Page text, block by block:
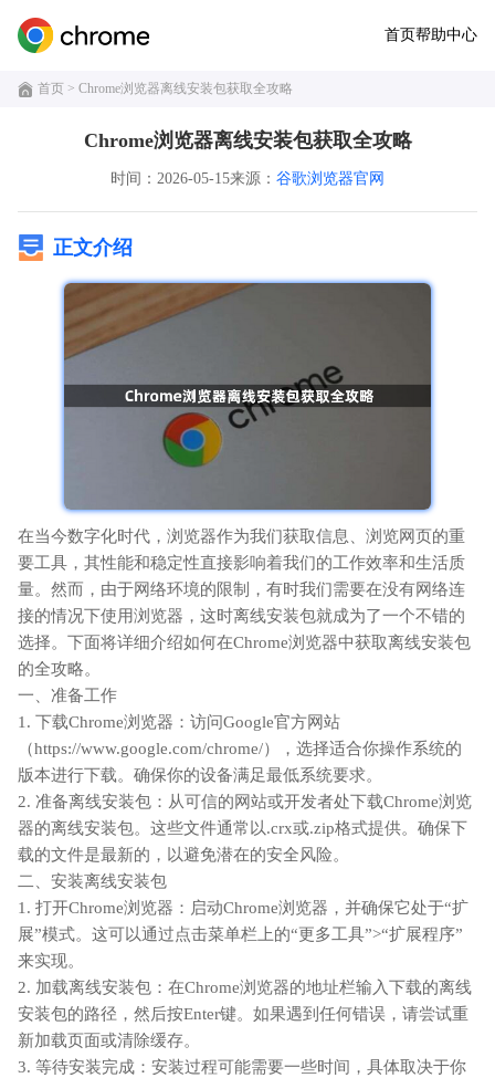
首页帮助中心
首页 > Chrome浏览器离线安装包获取全攻略
Chrome浏览器离线安装包获取全攻略
时间：2026-05-15来源： 谷歌浏览器官网
正文介绍
在当今数字化时代，浏览器作为我们获取信息、浏览网页的重
要工具，其性能和稳定性直接影响着我们的工作效率和生活质
量。然而，由于网络环境的限制，有时我们需要在没有网络连
接的情况下使用浏览器，这时离线安装包就成为了一个不错的
选择。下面将详细介绍如何在Chrome浏览器中获取离线安装包
的全攻略。
一、准备工作
1. 下载Chrome浏览器：访问Google官方网站
（https://www.google.com/chrome/），选择适合你操作系统的
版本进行下载。确保你的设备满足最低系统要求。
2. 准备离线安装包：从可信的网站或开发者处下载Chrome浏览
器的离线安装包。这些文件通常以.crx或.zip格式提供。确保下
载的文件是最新的，以避免潜在的安全风险。
二、安装离线安装包
1. 打开Chrome浏览器：启动Chrome浏览器，并确保它处于“扩
展”模式。这可以通过点击菜单栏上的“更多工具”>“扩展程序”
来实现。
2. 加载离线安装包：在Chrome浏览器的地址栏输入下载的离线
安装包的路径，然后按Enter键。如果遇到任何错误，请尝试重
新加载页面或清除缓存。
3. 等待安装完成：安装过程可能需要一些时间，具体取决于你